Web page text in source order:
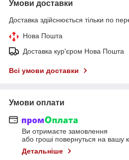
Умови доставки
Доставка здійснюється тільки по
Нова Пошта
Доставка кур'єром Нова Пошта
Всі умови доставки
Умови оплати
Ви отримаєте замовлення
або гроші повернуться на вашу
Детальніше